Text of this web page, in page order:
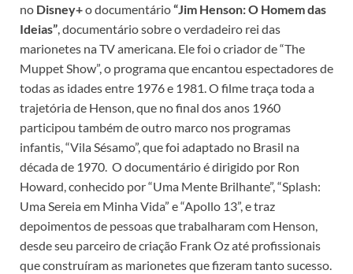
no Disney+o documentário“Jim Henson: O Homem das
Ideias”, documentário sobre o verdadeiro rei das
marionetes na TV americana. Ele foi o criador de “The
Muppet Show”, o programa que encantou espectadores de
todas as idades entre 1976 e 1981. O filme traça toda a
trajetória de Henson, que no final dos anos 1960
participou também de outro marco nos programas
infantis, “Vila Sésamo”, que foi adaptado no Brasil na
década de 1970. O documentário é dirigido por Ron
Howard, conhecido por “Uma Mente Brilhante”, “Splash:
Uma Sereia em Minha Vida” e “Apollo 13”, e traz
depoimentos de pessoas que trabalharam com Henson,
desde seu parceiro de criação Frank Oz até profissionais
que construíram as marionetes que fizeram tanto sucesso.